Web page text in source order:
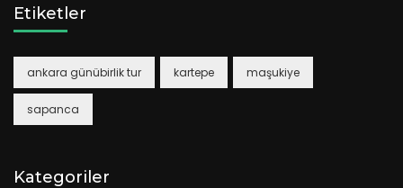
Etiketler
ankara günübirlik tur kartepe maşukiye
sapanca
Kategoriler